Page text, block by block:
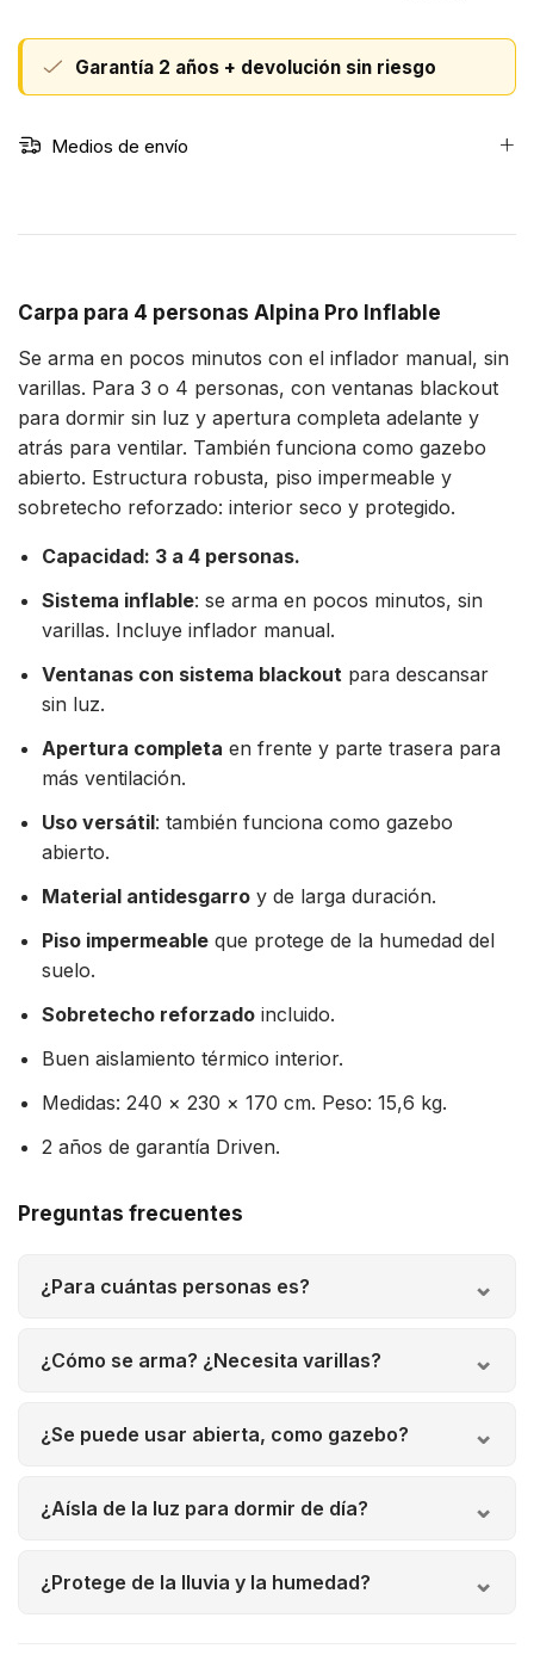
Garantía 2 años + devolución sin riesgo
Medios de envío
Carpa para 4 personas Alpina Pro Inflable
Se arma en pocos minutos con el inflador manual, sin
varillas. Para 3 o 4 personas, con ventanas blackout
para dormir sin luz y apertura completa adelante y
atrás para ventilar. También funciona como gazebo
abierto. Estructura robusta, piso impermeable y
sobretecho reforzado: interior seco y protegido.
Capacidad: 3 a 4 personas.
Sistema inflable: se arma en pocos minutos, sin
varillas. Incluye inflador manual.
Ventanas con sistema blackout para descansar
sin luz.
Apertura completa en frente y parte trasera para
más ventilación.
Uso versátil: también funciona como gazebo
abierto.
Material antidesgarro y de larga duración.
Piso impermeable que protege de la humedad del
suelo.
Sobretecho reforzado incluido.
Buen aislamiento térmico interior.
Medidas: 240 × 230 × 170 cm. Peso: 15,6 kg.
2 años de garantía Driven.
Preguntas frecuentes
¿Para cuántas personas es?
¿Cómo se arma? ¿Necesita varillas?
¿Se puede usar abierta, como gazebo?
¿Aísla de la luz para dormir de día?
¿Protege de la lluvia y la humedad?